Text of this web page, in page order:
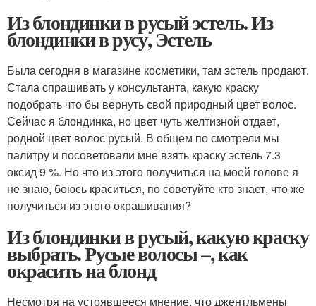
Из блондинки в русый эстель. Из
блондинки в русу, Эстель
Была сегодня в магазине косметики, там эстель продают.
Стала спрашивать у консультанта, какую краску
подобрать что бы вернуть свой природный цвет волос.
Сейчас я блондинка, но цвет чуть желтизной отдает,
родной цвет волос русый. В общем по смотрели мы
палитру и посоветовали мне взять краску эстель 7.3
оксид 9 %. Но что из этого получиться на моей голове я
не знаю, боюсь краситься, по советуйте кто знает, что же
получиться из этого окрашивания?
Из блондинки в русый, какую краску
выбрать. Русые волосы –, как
окрасить на блонд
Несмотря на устоявшееся мнение, что джентльмены